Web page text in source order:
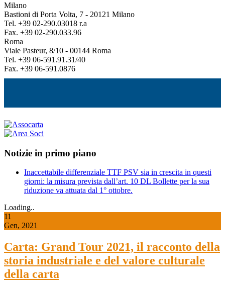
Milano
Bastioni di Porta Volta, 7 - 20121 Milano
Tel. +39 02-290.03018 r.a
Fax. +39 02-290.033.96
Roma
Viale Pasteur, 8/10 - 00144 Roma
Tel. +39 06-591.91.31/40
Fax. +39 06-591.0876
Notizie in primo piano
Inaccettabile differenziale TTF PSV sia in crescita in questi
giorni: la misura prevista dall’art. 10 DL Bollette per la sua
riduzione va attuata dal 1° ottobre.
Loading..
11
Gen, 2021
Carta: Grand Tour 2021, il racconto della
storia industriale e del valore culturale
della carta